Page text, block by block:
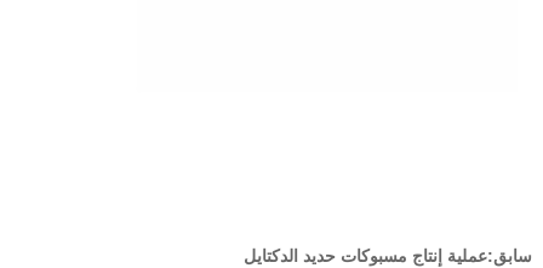
سابق:عملية إنتاج مسبوكات حديد الدكتايل